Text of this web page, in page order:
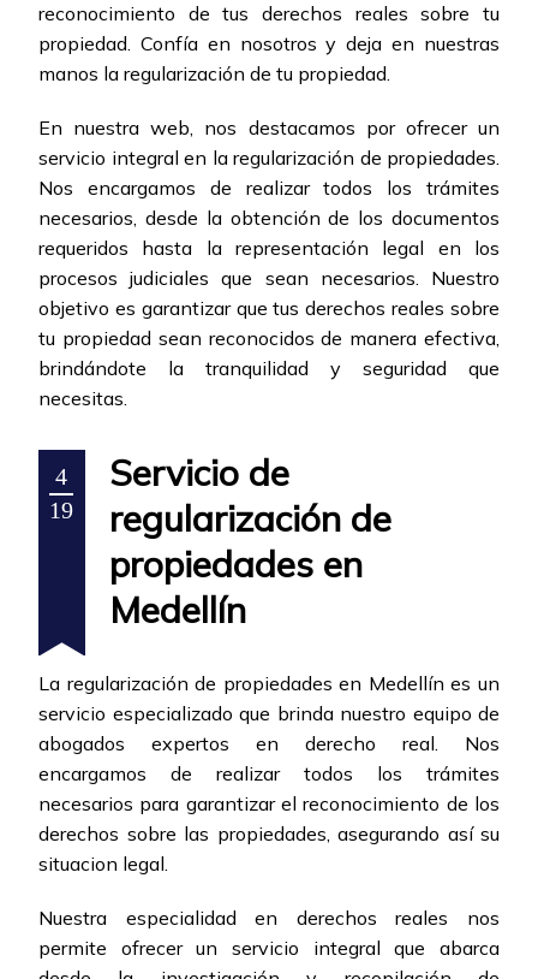
reconocimiento de tus derechos reales sobre tu
propiedad. Confía en nosotros y deja en nuestras
manos la regularización de tu propiedad.
En nuestra web, nos destacamos por ofrecer un
servicio integral en la regularización de propiedades.
Nos encargamos de realizar todos los trámites
necesarios, desde la obtención de los documentos
requeridos hasta la representación legal en los
procesos judiciales que sean necesarios. Nuestro
objetivo es garantizar que tus derechos reales sobre
tu propiedad sean reconocidos de manera efectiva,
brindándote la tranquilidad y seguridad que
necesitas.
4
19
Servicio de
regularización de
propiedades en
Medellín
La regularización de propiedades en Medellín es un
servicio especializado que brinda nuestro equipo de
abogados expertos en derecho real. Nos
encargamos de realizar todos los trámites
necesarios para garantizar el reconocimiento de los
derechos sobre las propiedades, asegurando así su
situacion legal.
Nuestra especialidad en derechos reales nos
permite ofrecer un servicio integral que abarca